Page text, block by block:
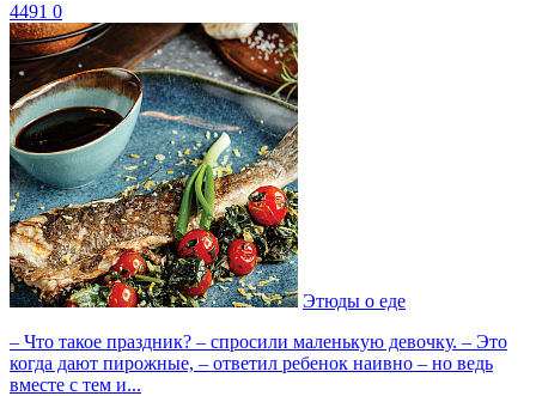
4491 0
Этюды о еде
– Что такое праздник? – спросили маленькую девочку. – Это
когда дают пирожные, – ответил ребенок наивно – но ведь
вместе с тем и...